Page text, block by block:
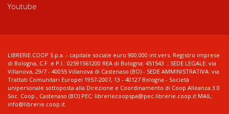
Youtube
LIBRERIE.COOP S.p.a. - capitale sociale euro 900.000 int.vers. Registro imprese
di Bologna, C.F. e P.I.: 02591561200 REA di Bologna: 451543 ; SEDE LEGALE: via
Villanova, 29/7 - 40055 Villanova di Castenaso (BO) - SEDE AMMINISTRATIVA: via
Trattati Comunitari Europei 1957-2007, 13 - 40127 Bologna - Società
unipersonale sottoposta alla Direzione e Coordinamento di Coop Alleanza 3.0
Soc. Coop., Castenaso (BO) PEC: libreriecoopspa@pec.librerie.coop.it MAIL:
info@librerie.coop.it